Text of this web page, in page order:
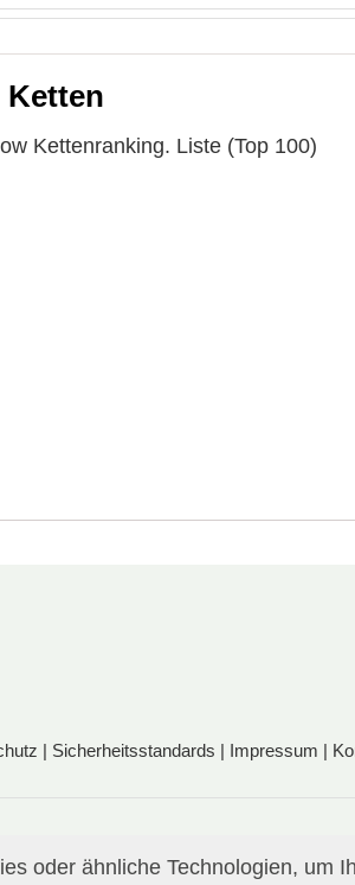
Ketten
Kettenranking. Liste (Top 100)
| Sicherheitsstandards | Impressum |
oder ähnliche Technologien, um